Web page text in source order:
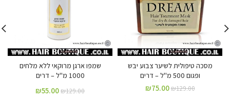
מסכה טיפולית לשיער צבוע יבש
ופגום 500 מ"ל – דרים
₪129.00
₪75.00
שמפו ארגן מרוקאי ללא מלחים
1000 מ"ל – דרים
₪129.00
₪55.00